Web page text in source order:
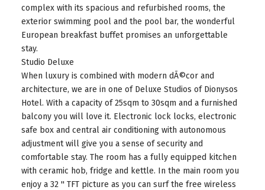
complex with its spacious and refurbished rooms, the
exterior swimming pool and the pool bar, the wonderful
European breakfast buffet promises an unforgettable
stay.
Studio Deluxe
When luxury is combined with modern dÃ©cor and
architecture, we are in one of Deluxe Studios of Dionysos
Hotel. With a capacity of 25sqm to 30sqm and a furnished
balcony you will love it. Electronic lock locks, electronic
safe box and central air conditioning with autonomous
adjustment will give you a sense of security and
comfortable stay. The room has a fully equipped kitchen
with ceramic hob, fridge and kettle. In the main room you
enjoy a 32 '' TFT picture as you can surf the free wireless